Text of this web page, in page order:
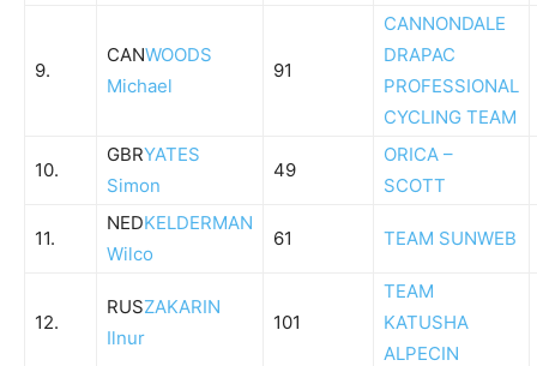
9.
CANWOODS
Michael
91
CANNONDALE
DRAPAC
PROFESSIONAL
CYCLING TEAM
10.
GBRYATES
Simon
49
ORICA –
SCOTT
11.
NEDKELDERMAN
Wilco
61 TEAM SUNWEB
12.
RUSZAKARIN
Ilnur
101
TEAM
KATUSHA
ALPECIN